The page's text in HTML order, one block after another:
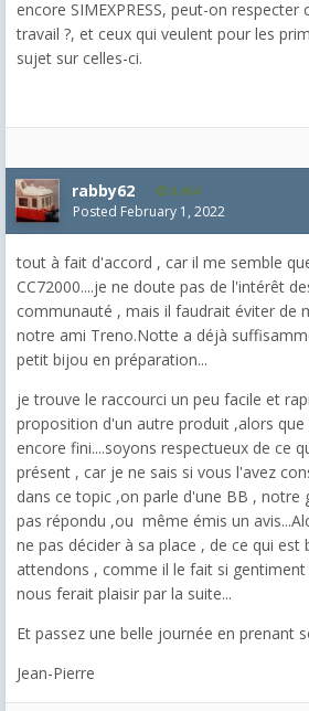
encore SIMEXPRESS, peut-on
travail ?, et ceux qui veulent pour les
sujet sur celles-ci.
rabby62 8,454
Posted February 1, 2022
tout à fait d'accord , car il me semble
CC72000....je ne doute pas de l'intérêt
communauté , mais il faudrait éviter de
notre ami Treno.Notte a déjà
petit bijou en préparation...
je trouve le raccourci un peu facile et
proposition d'un autre produit ,alors
encore fini....soyons respectueux de ce
présent , car je ne sais si vous l'avez
dans ce topic ,on parle d'une BB , notre
pas répondu ,ou même émis un
ne pas décider à sa place , de ce qui est
attendons , comme il le fait si
nous ferait plaisir par la suite...
Et passez une belle journée en prenant
Jean-Pierre